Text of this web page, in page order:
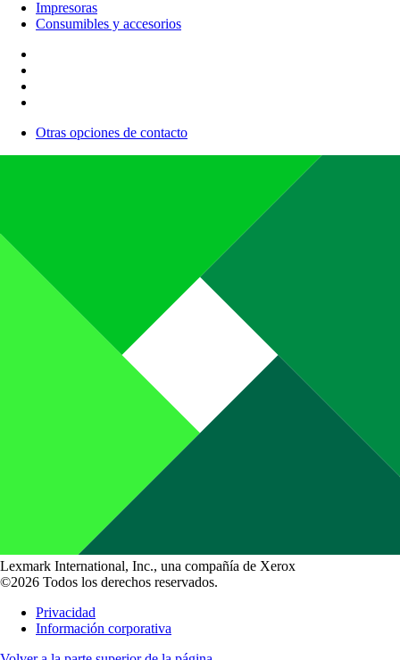
Impresoras
Consumibles y accesorios
Otras opciones de contacto
Lexmark International, Inc., una compañía de Xerox
©2026 Todos los derechos reservados.
Privacidad
Información corporativa